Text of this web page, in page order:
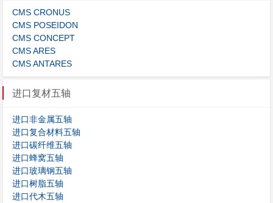
CMS CRONUS
CMS POSEIDON
CMS CONCEPT
CMS ARES
CMS ANTARES
进口复材五轴
进口非金属五轴
进口复合材料五轴
进口碳纤维五轴
进口蜂窝五轴
进口玻璃钢五轴
进口树脂五轴
进口代木五轴